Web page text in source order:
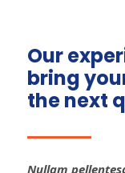
Our
bring
the next
Nullam